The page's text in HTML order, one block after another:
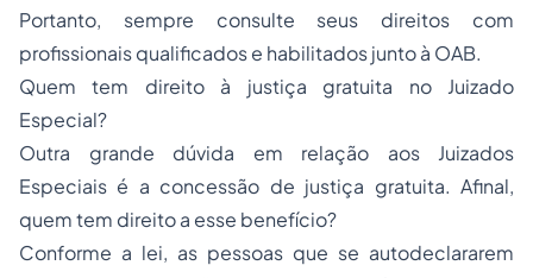
Portanto, sempre consulte seus direitos com
profissionais qualificados e habilitados junto à OAB.
Quem tem direito à justiça gratuita no Juizado
Especial?
Outra grande dúvida em relação aos Juizados
Especiais é a concessão de justiça gratuita. Afinal,
quem tem direito a esse benefício?
Conforme a lei, as pessoas que se autodeclararem